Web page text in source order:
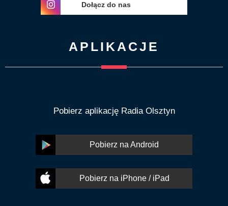
Dołącz do nas
APLIKACJE
Pobierz aplikację Radia Olsztyn
Pobierz na Android
Pobierz na iPhone / iPad